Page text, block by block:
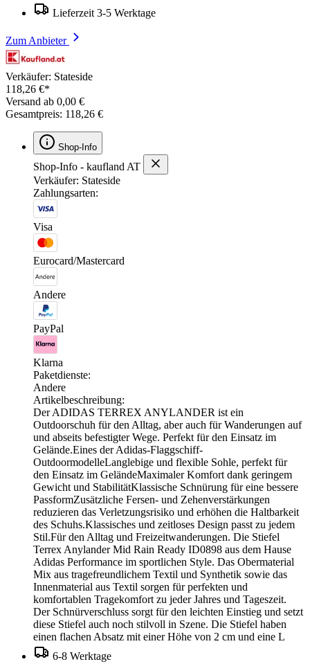
Lieferzeit 3-5 Werktage
Zum Anbieter
Verkäufer: Stateside
118,26 €*
Versand ab 0,00 €
Gesamtpreis: 118,26 €
Shop-Info
Shop-Info - kaufland AT
Verkäufer: Stateside
Zahlungsarten:
Visa
Eurocard/Mastercard
Andere
PayPal
Klarna
Paketdienste:
Andere
Artikelbeschreibung:
Der ADIDAS TERREX ANYLANDER ist ein
Outdoorschuh für den Alltag, aber auch für Wanderungen auf
und abseits befestigter Wege. Perfekt für den Einsatz im
Gelände.Eines der Adidas-Flaggschiff-
OutdoormodelleLanglebige und flexible Sohle, perfekt für
den Einsatz im GeländeMaximaler Komfort dank geringem
Gewicht und StabilitätKlassische Schnürung für eine bessere
PassformZusätzliche Fersen- und Zehenverstärkungen
reduzieren das Verletzungsrisiko und erhöhen die Haltbarkeit
des Schuhs.Klassisches und zeitloses Design passt zu jedem
Stil.Für den Alltag und Freizeitwanderungen. Die Stiefel
Terrex Anylander Mid Rain Ready ID0898 aus dem Hause
Adidas Performance im sportlichen Style. Das Obermaterial
Mix aus tragefreundlichem Textil und Synthetik sowie das
Innenmaterial aus Textil sorgen für perfekten und
komfortablen Tragekomfort zu jeder Jahres und Tageszeit.
Der Schnürverschluss sorgt für den leichten Einstieg und setzt
diese Stiefel auch noch stilvoll in Szene. Die Stiefel haben
einen flachen Absatz mit einer Höhe von 2 cm und eine L
6-8 Werktage